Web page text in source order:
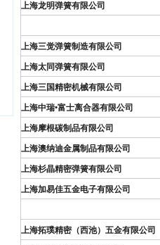
上海龙明弹簧有限公司
上海三觉弹簧制造有限公司
上海太同弹簧有限公司
上海三国精密机械有限公司
上海中瑞•富士离合器有限公司
上海摩根碳制品有限公司
上海澳纳迪金属制品有限公司
上海杉晶精密弹簧有限公司
上海加易佳五金电子有限公司
上海拓璞精密（西池）五金有限公司